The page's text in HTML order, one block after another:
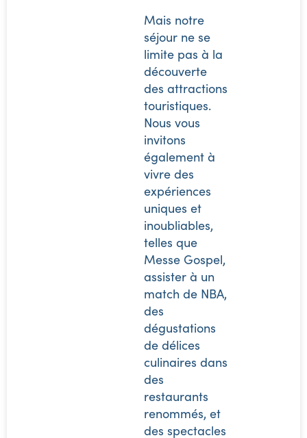
Mais notre
séjour ne se
limite pas à la
découverte
des attractions
touristiques.
Nous vous
invitons
également à
vivre des
expériences
uniques et
inoubliables,
telles que
Messe Gospel,
assister à un
match de NBA,
des
dégustations
de délices
culinaires dans
des
restaurants
renommés, et
des spectacles